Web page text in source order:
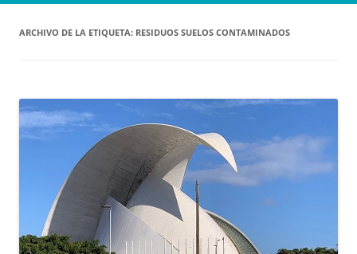
ARCHIVO DE LA ETIQUETA: RESIDUOS SUELOS CONTAMINADOS